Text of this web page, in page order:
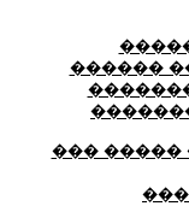
������
��� �����